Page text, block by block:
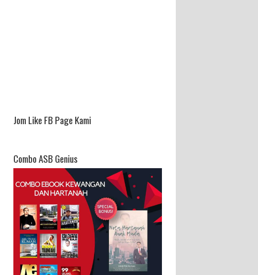
Jom Like FB Page Kami
Combo ASB Genius